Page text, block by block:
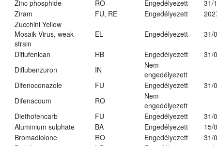
Zinc phosphide
RO Engedélyezett
31/
Ziram
FU, RE Engedélyezett
Zucchini Yellow
Mosaik Virus, weak
strain
EL Engedélyezett 31/
Diflufenican HB Engedélyezett
31/
Diflubenzuron
IN
Nem
engedélyezett
Difenoconazole
FU Engedélyezett
31/
Difenacoum
RO
Nem
engedélyezett
Diethofencarb
FU Engedélyezett
31/
Aluminium sulphate
BA Engedélyezett
15/
Bromadiolone
RO Engedélyezett
31/